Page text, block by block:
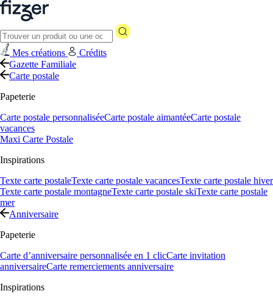
Mes créations
Crédits
Gazette Familiale
Carte postale
Papeterie
Carte postale personnaliséeCarte postale aimantéeCarte postale
vacances
Maxi Carte Postale
Inspirations
Texte carte postaleTexte carte postale vacancesTexte carte postale hiver
Texte carte postale montagneTexte carte postale skiTexte carte postale
mer
Anniversaire
Papeterie
Carte d’anniversaire personnalisée en 1 clicCarte invitation
anniversaireCarte remerciements anniversaire
Inspirations